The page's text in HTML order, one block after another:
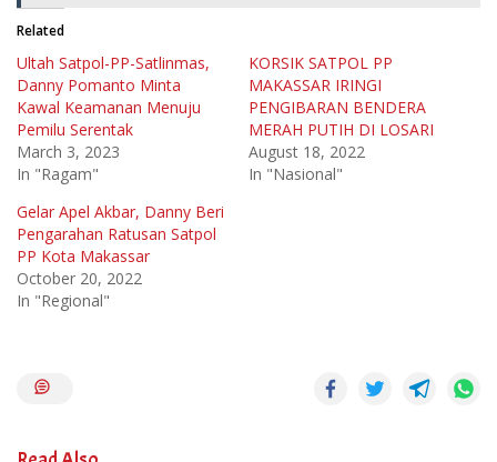
Related
Ultah Satpol-PP-Satlinmas,
Danny Pomanto Minta
Kawal Keamanan Menuju
Pemilu Serentak
March 3, 2023
In "Ragam"
KORSIK SATPOL PP
MAKASSAR IRINGI
PENGIBARAN BENDERA
MERAH PUTIH DI LOSARI
August 18, 2022
In "Nasional"
Gelar Apel Akbar, Danny Beri
Pengarahan Ratusan Satpol
PP Kota Makassar
October 20, 2022
In "Regional"